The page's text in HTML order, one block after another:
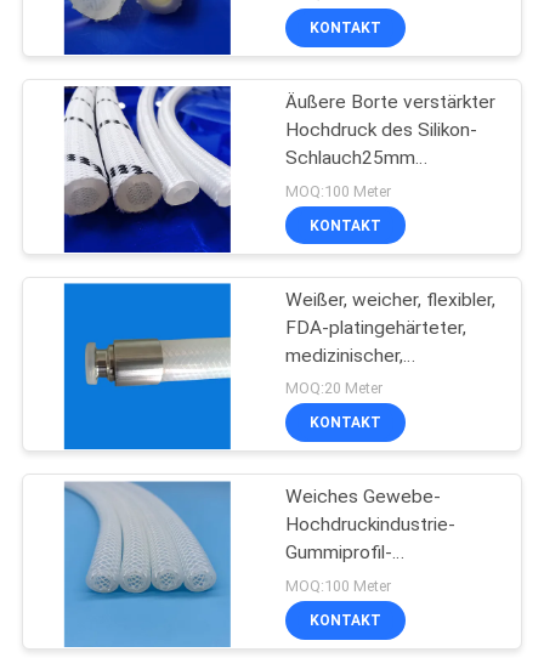
TRETEN
UNS
VERBINDUNG
FORDERN
ZITAT
NACHRICHTEN
Silikonsiegelringe
11
Transparenter
Silikon-Schläuche
23
Schlauch
KONTAKT
Äußere Borte verstärkter
Hochdruck des Silikon-
Schlauch25mm
beständig
MOQ:100 Meter
KONTAKT
Weißer, weicher, flexibler,
FDA-platingehärteter,
medizinischer,
lebensmittelechter,
geflochtener, verstärkter
Silikonkautschuk-
Temperaturen
MOQ:20 Meter
KONTAKT
Weiches Gewebe-
Hochdruckindustrie-
Gummiprofil-
Silikonkautschuk-
Schlauch-Schläuche
MOQ:100 Meter
KONTAKT